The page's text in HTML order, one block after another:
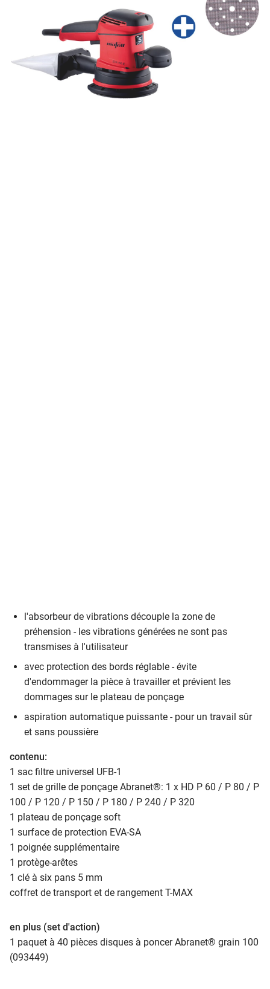
l'absorbeur de vibrations découple la zone de
préhension - les vibrations générées ne sont pas
transmises à l'utilisateur
avec protection des bords réglable - évite
d'endommager la pièce à travailler et prévient les
dommages sur le plateau de ponçage
aspiration automatique puissante - pour un travail sûr
et sans poussière
contenu:
1 sac filtre universel UFB-1
1 set de grille de ponçage Abranet®: 1 x HD P 60 / P 80 / P
100 / P 120 / P 150 / P 180 / P 240 / P 320
1 plateau de ponçage soft
1 surface de protection EVA-SA
1 poignée supplémentaire
1 protège-arêtes
1 clé à six pans 5 mm
coffret de transport et de rangement T-MAX
en plus (set d'action)
1 paquet à 40 pièces disques à poncer Abranet® grain 100
(093449)